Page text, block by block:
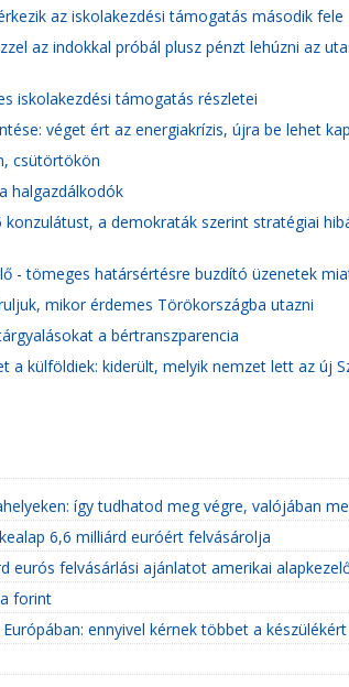
az iskolakezdési támogatás második fele
az indokkal próbál plusz pénzt lehúzni az
iskolakezdési támogatás részletei
véget ért az energiakrízis, újra be lehet
csütörtökön
halgazdálkodók
a demokraták szerint stratégiai
- tömeges határsértésre buzdító üzenetek
mikor érdemes Törökországba utazni
a bértranszparencia
a külföldiek: kiderült, melyik nemzet lett az új
így tudhatod meg végre, valójában
6,6 milliárd euróért felvásárolja
eurós felvásárlási ajánlatot amerikai
forint
ennyivel kérnek többet a